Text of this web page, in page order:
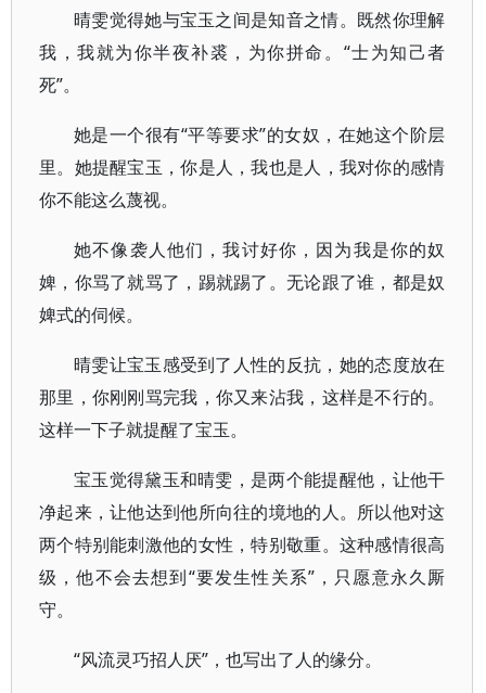
晴雯觉得她与宝玉之间是知音之情。既然你理解
我，我就为你半夜补裘，为你拼命。“士为知己者
死”。
她是一个很有“平等要求”的女奴，在她这个阶层
里。她提醒宝玉，你是人，我也是人，我对你的感情
你不能这么蔑视。
她不像袭人他们，我讨好你，因为我是你的奴
婢，你骂了就骂了，踢就踢了。无论跟了谁，都是奴
婢式的伺候。
晴雯让宝玉感受到了人性的反抗，她的态度放在
那里，你刚刚骂完我，你又来沾我，这样是不行的。
这样一下子就提醒了宝玉。
宝玉觉得黛玉和晴雯，是两个能提醒他，让他干
净起来，让他达到他所向往的境地的人。所以他对这
两个特别能刺激他的女性，特别敬重。这种感情很高
级，他不会去想到“要发生性关系”，只愿意永久厮
守。
“风流灵巧招人厌”，也写出了人的缘分。